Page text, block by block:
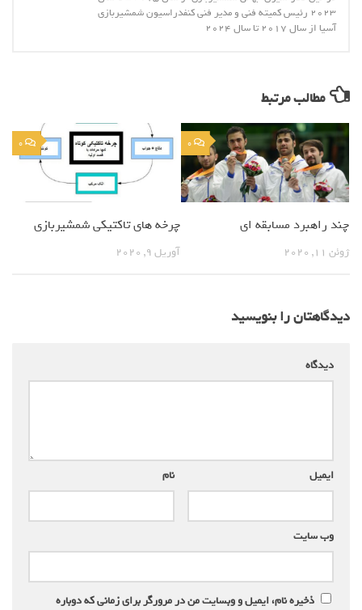
2023 رئیس کمیته فنی و مدیر فنی کنفدراسیون شمشیربازی
آسیا از سال 2017 تا سال 2024
مطالب مرتبط
0
چند راهبرد مسابقه ای
ژوئن 11, 2020
0
چرخه های تاکتیکی شمشیربازی
آوریل 9, 2020
دیدگاهتان را بنویسید
دیدگاه
نام ایمیل
وب‌ سایت
ذخیره نام، ایمیل و وبسایت من در مرورگر برای زمانی که دوباره